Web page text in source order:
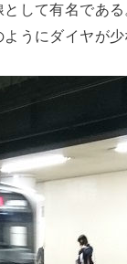
して有名であ
うにダイヤが少